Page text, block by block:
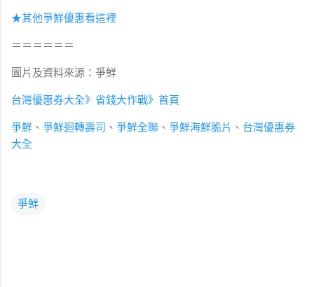
★其他爭鮮優惠看這裡
＝＝＝＝＝＝
圖片及資料來源：爭鮮
台灣優惠券大全》省錢大作戰》首頁
爭鮮 、 爭鮮迴轉壽司 、 爭鮮全聯 、 爭鮮海鮮脆片 、 台灣優惠券
大全
爭鮮